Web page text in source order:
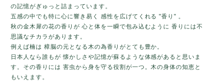
の記憶がぎゅっと詰まっています。
五感の中でも特に心に響き易く 感性を広げてくれる "香り" 。
秋の金木犀の花の香りが 心と体を一瞬で包み込むように 香りには不
思議なチカラがあります。
例えば楠は 樟脳の元となる木の為香りがとても豊か。
日本人なら誰もが 懐かしさや記憶が蘇るような体感があると思いま
す。その香りには 害虫から身を守る役割が一つ。木の身体の知恵と
もいえます。